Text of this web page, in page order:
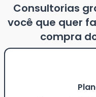
Consultorias
você que quer
compra